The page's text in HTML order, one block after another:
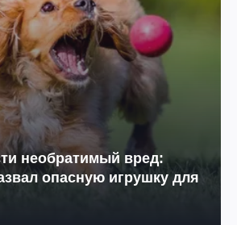
необратимый вред:
опасную игрушку для